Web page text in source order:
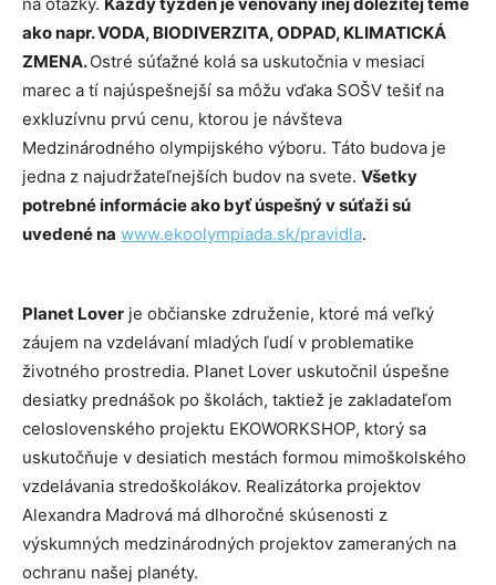
ako napr. VODA, BIODIVERZITA, ODPAD, KLIMATICKÁ
ZMENA.Ostré súťažné kolá sa uskutočnia v mesiaci
marec a tí najúspešnejší sa môžu vďaka SOŠV tešiť na
exkluzívnu prvú cenu, ktorou je návšteva
Medzinárodného olympijského výboru. Táto budova je
jedna z najudržateľnejších budov na svete. Všetky
potrebné informácie ako byť úspešný v súťaži sú
uvedené na www.ekoolympiada.sk/pravidla.
Planet Lover je občianske združenie, ktoré má veľký
záujem na vzdelávaní mladých ľudí v problematike
životného prostredia. Planet Lover uskutočnil úspešne
desiatky prednášok po školách, taktiež je zakladateľom
celoslovenského projektu EKOWORKSHOP, ktorý sa
uskutočňuje v desiatich mestách formou mimoškolského
vzdelávania stredoškolákov. Realizátorka projektov
Alexandra Madrová má dlhoročné skúsenosti z
výskumných medzinárodných projektov zameraných na
ochranu našej planéty.